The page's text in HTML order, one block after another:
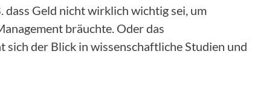
dass Geld nicht wirklich wichtig sei, um
bräuchte. Oder das
der Blick in wissenschaftliche Studien und